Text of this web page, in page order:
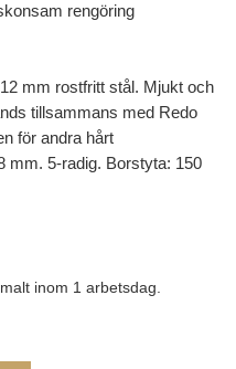
rengöring
mm rostfritt stål. Mjukt och
tillsammans med Redo
för andra hårt
mm. 5-radig. Borstyta: 150
inom 1 arbetsdag.